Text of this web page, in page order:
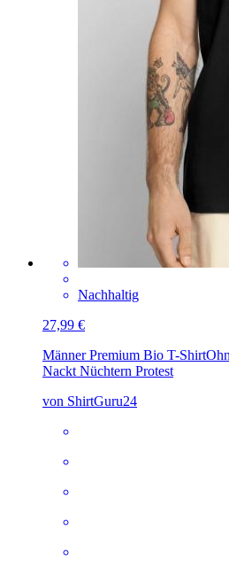
Nachhaltig
27,99 €
Männer Premium Bio T-Shirt
Nackt Nüchtern Protest
von ShirtGuru24